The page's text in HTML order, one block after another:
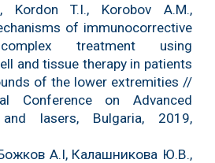
Kordon T.I., Korobov A.M.,
of immunocorrective
treatment using
and tissue therapy in patients
of the lower extremities //
Conference on Advanced
and lasers, Bulgaria, 2019,
А.І, Калашникова Ю.В.,